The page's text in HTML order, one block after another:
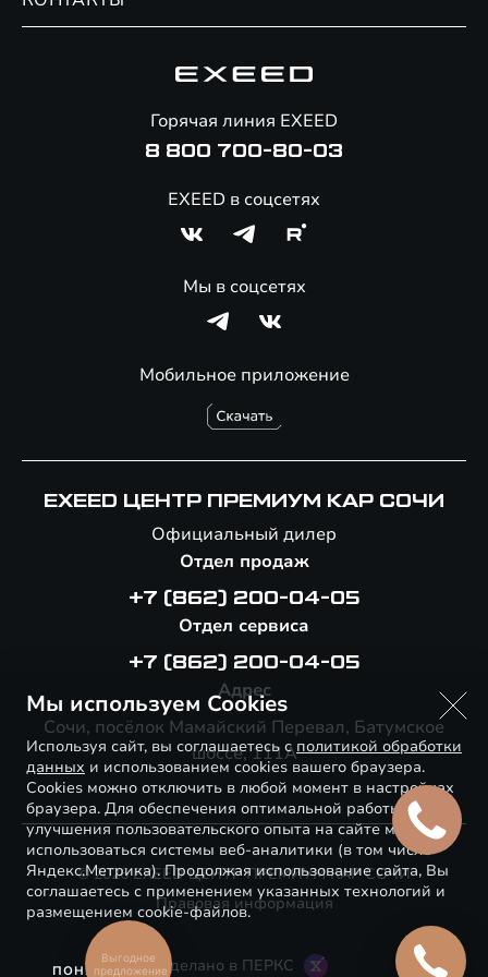
Помощь на дорогах
Мобильное приложение
Горячая линия EXEED
8 800 700-80-03
EXEED в соцсетях
Мы в соцсетях
EXEED ЦЕНТР ПРЕМИУМ КАР СОЧИ
Официальный дилер
Отдел продаж
+7 (862) 200-04-05
Отдел сервиса
+7 (862) 200-04-05
Адрес
Сочи, посёлок Мамайский Перевал, Батумское
шоссе, 111А
© 2026 EXEED ЦЕНТР ПРЕМИУМ КАР СОЧИ
Правовая информация
Сделано в ПЕРКС
Мы используем Cookies
Используя сайт, вы соглашаетесь сполитикой обработки
данных и использованием cookies вашего браузера.
Cookies можно отключить в любой момент в настройках
браузера. Для обеспечения оптимальной работы и
улучшения пользовательского опыта на сайте могут
использоваться системы веб-аналитики (в том числе
Яндекс.Метрика). Продолжая использование сайта, Вы
соглашаетесь с применением указанных технологий и
размещением cookie-файлов.
ПОНЯТНО
Выгодное
предложение